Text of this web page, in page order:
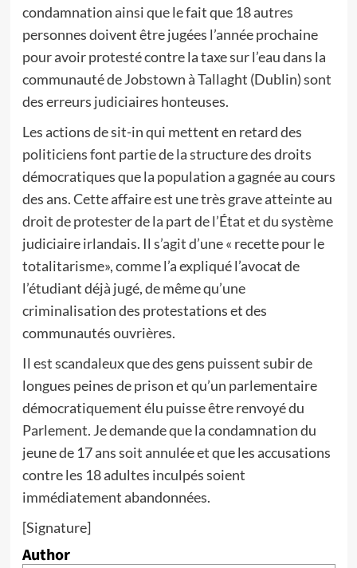
condamnation ainsi que le fait que 18 autres
personnes doivent être jugées l’année prochaine
pour avoir protesté contre la taxe sur l’eau dans la
communauté de Jobstown à Tallaght (Dublin) sont
des erreurs judiciaires honteuses.
Les actions de sit-in qui mettent en retard des
politiciens font partie de la structure des droits
démocratiques que la population a gagnée au cours
des ans. Cette affaire est une très grave atteinte au
droit de protester de la part de l’État et du système
judiciaire irlandais. Il s’agit d’une « recette pour le
totalitarisme», comme l’a expliqué l’avocat de
l’étudiant déjà jugé, de même qu’une
criminalisation des protestations et des
communautés ouvrières.
Il est scandaleux que des gens puissent subir de
longues peines de prison et qu’un parlementaire
démocratiquement élu puisse être renvoyé du
Parlement. Je demande que la condamnation du
jeune de 17 ans soit annulée et que les accusations
contre les 18 adultes inculpés soient
immédiatement abandonnées.
[Signature]
Author